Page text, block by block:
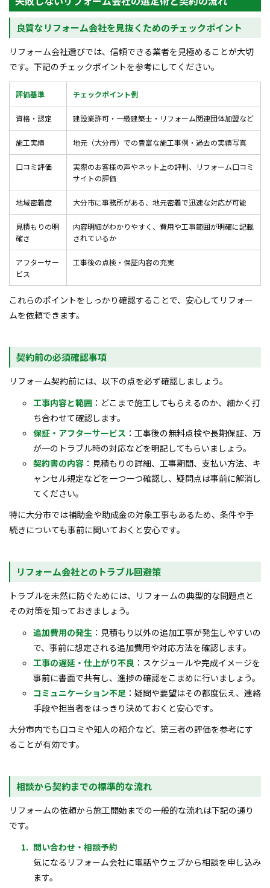
良質なリフォーム会社を見抜くためのチェックポイント
リフォーム会社選びでは、信頼できる業者を見極めることが大切
です。下記のチェックポイントを参考にしてください。
評価基準 チェックポイント例
資格・認定 建設業許可・一級建築士・リフォーム関連団体加盟など
施工実績 地元（大分市）での豊富な施工事例・過去の実績写真
口コミ評価
実際のお客様の声やネット上の評判、リフォーム口コミ
サイトの評価
地域密着度 大分市に事務所がある、地元密着で迅速な対応が可能
見積もりの明
確さ
内容明細がわかりやすく、費用や工事範囲が明確に記載
されているか
アフターサー
ビス
工事後の点検・保証内容の充実
これらのポイントをしっかり確認することで、安心してリフォー
ムを依頼できます。
契約前の必須確認事項
リフォーム契約前には、以下の点を必ず確認しましょう。
工事内容と範囲 ：どこまで施工してもらえるのか、細かく打
ち合わせて確認します。
保証・アフターサービス ：工事後の無料点検や長期保証、万
が一のトラブル時の対応などを明記してもらいましょう。
契約書の内容 ：見積もりの詳細、工事期間、支払い方法、キ
ャンセル規定などを一つ一つ確認し、疑問点は事前に解消し
てください。
特に大分市では補助金や助成金の対象工事もあるため、条件や手
続きについても事前に聞いておくと安心です。
リフォーム会社とのトラブル回避策
トラブルを未然に防ぐためには、リフォームの典型的な問題点と
その対策を知っておきましょう。
追加費用の発生 ：見積もり以外の追加工事が発生しやすいの
で、事前に想定される追加費用や対応方法を確認します。
工事の遅延・仕上がり不良 ：スケジュールや完成イメージを
事前に書面で共有し、進捗の確認をこまめに行いましょう。
コミュニケーション不足 ：疑問や要望はその都度伝え、連絡
手段や担当者をはっきり決めておくと安心です。
大分市内でも口コミや知人の紹介など、第三者の評価を参考にす
ることが有効です。
相談から契約までの標準的な流れ
リフォームの依頼から施工開始までの一般的な流れは下記の通り
です。
問い合わせ・相談予約
気になるリフォーム会社に電話やウェブから相談を申し込み
ます。